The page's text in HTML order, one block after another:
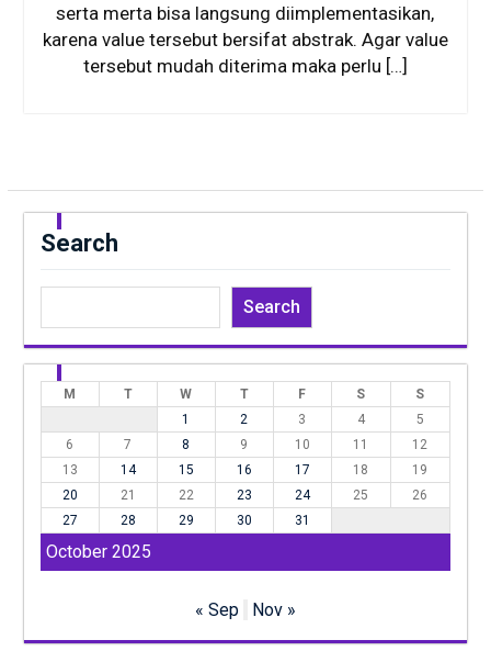
serta merta bisa langsung diimplementasikan,
karena value tersebut bersifat abstrak. Agar value
tersebut mudah diterima maka perlu […]
Search
Search
October 2025
M T W T F S
S
1
2 3 4
5
6
7 8 9 10 11
12
13
14 15 16 17 18
19
20
21 22 23 24 25
26
27
28 29 30 31
« Sep Nov »